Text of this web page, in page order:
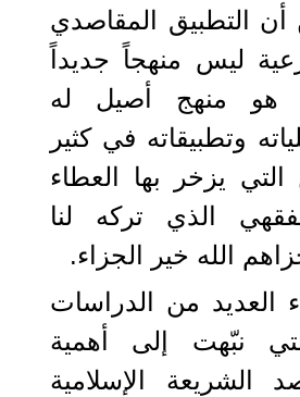
التطبيق المقاصدي
ليس منهجاً جديداً
هو منهج أصيل له
وتطبيقاته في كثير
يزخر بها العطاء
الذي تركه لنا
الله خير الجزاء.
العديد من الدراسات
نبّهت إلى أهمية
الشريعة الإسلامية